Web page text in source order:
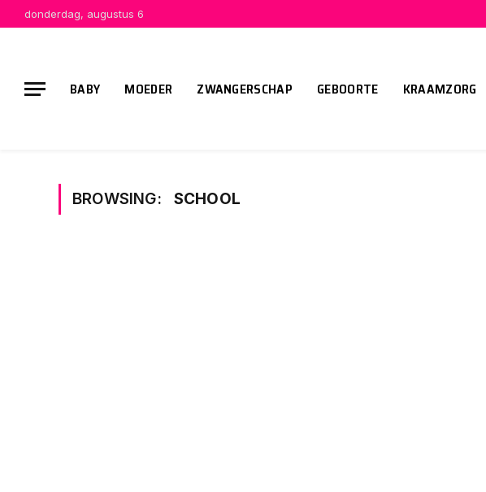
donderdag, augustus 6
BABY MOEDER ZWANGERSCHAP GEBOORTE KRAAMZORG
BROWSING: SCHOOL